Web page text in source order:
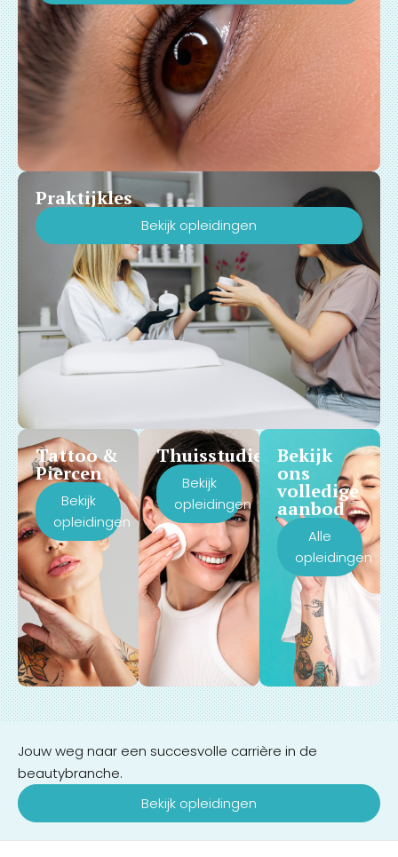
Praktijkles
Bekijk opleidingen
Tattoo &
Piercen
Bekijk
opleidingen
Thuisstudie
Bekijk
opleidingen
Bekijk
ons
volledige
aanbod
Alle
opleidingen
Jouw weg naar een succesvolle carrière in de
beautybranche.
Bekijk opleidingen